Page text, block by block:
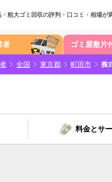
・粗大ゴミ回収の評判・口コミ・相場が
者 ゴミ屋敷片
全国 東京都 町田市 株
料金とサ